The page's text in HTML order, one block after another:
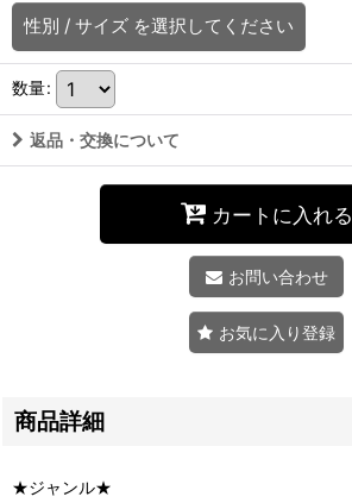
性別 / サイズ を選択してください
数量:
返品・交換について
カートに入れる
お問い合わせ
お気に入り登録
商品詳細
★ジャンル★